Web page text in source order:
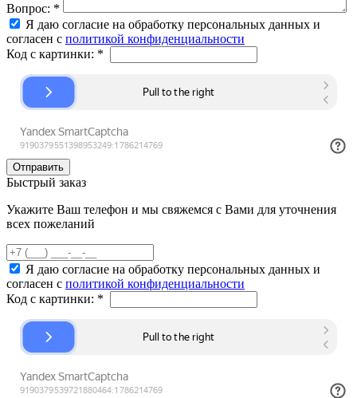
Вопрос: *
Я даю согласие на обработку персональных данных и
согласен с политикой конфиденциальности
Код с картинки: *
Быстрый заказ
Укажите Ваш телефон и мы свяжемся с Вами для уточнения
всех пожеланий
Я даю согласие на обработку персональных данных и
согласен с политикой конфиденциальности
Код с картинки: *